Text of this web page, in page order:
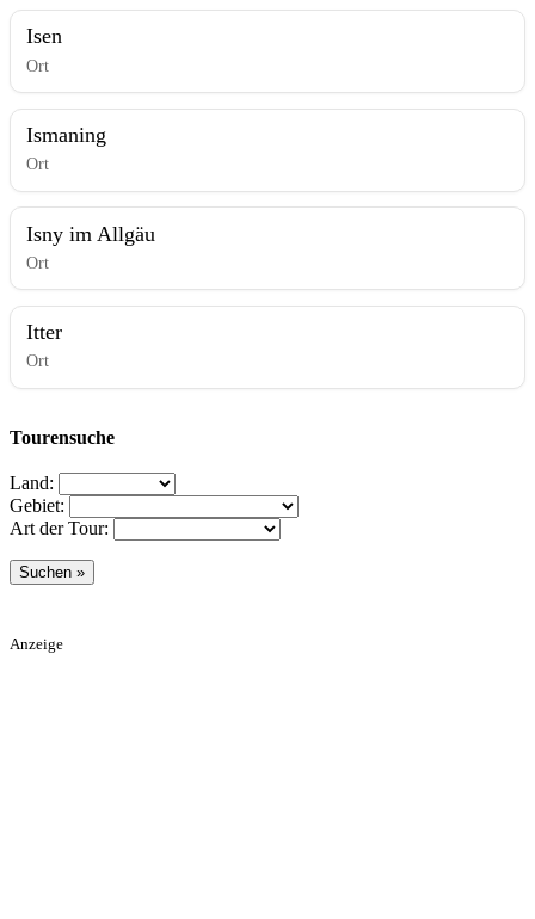
Isen
Ort
Ismaning
Ort
Isny im Allgäu
Ort
Itter
Ort
Tourensuche
Land:
Gebiet:
Art der Tour:
Anzeige